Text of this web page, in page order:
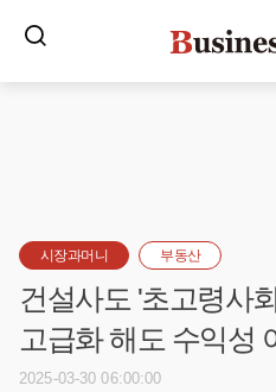
시장과머니 부동산
건설사도 '초고령사
고급화 해도 수익성
2025-03-30 06:00:00